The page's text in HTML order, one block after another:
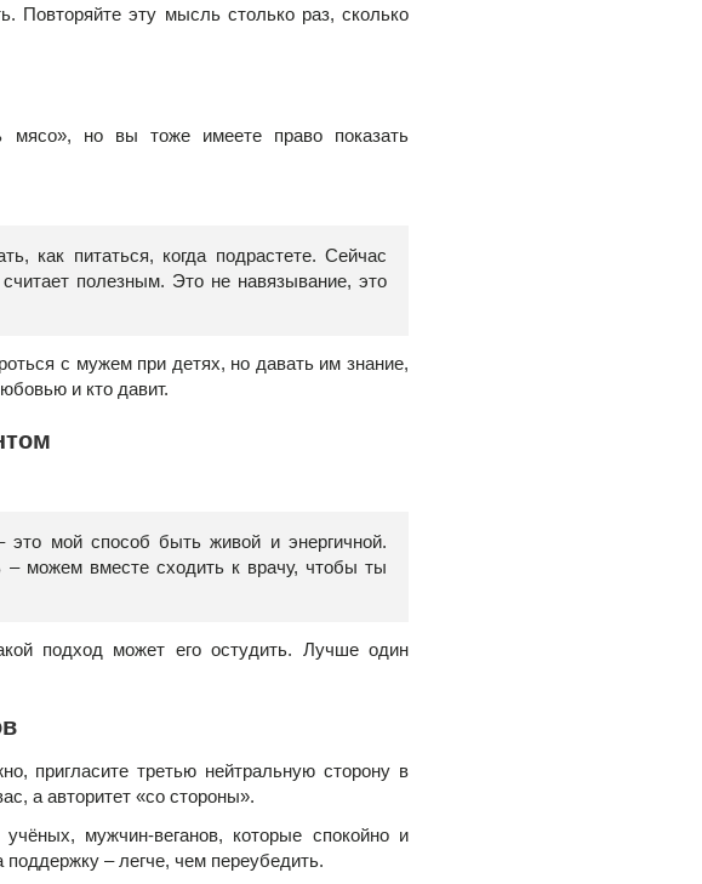
Повторяйте эту мысль столько раз, сколько
мясо», но вы тоже имеете право показать
как питаться, когда подрастете. Сейчас
полезным. Это не навязывание, это
с мужем при детях, но давать им знание,
и кто давит.
это мой способ быть живой и энергичной.
можем вместе сходить к врачу, чтобы ты
подход может его остудить. Лучше один
пригласите третью нейтральную сторону в
а авторитет «со стороны».
мужчин-веганов, которые спокойно и
– легче, чем переубедить.